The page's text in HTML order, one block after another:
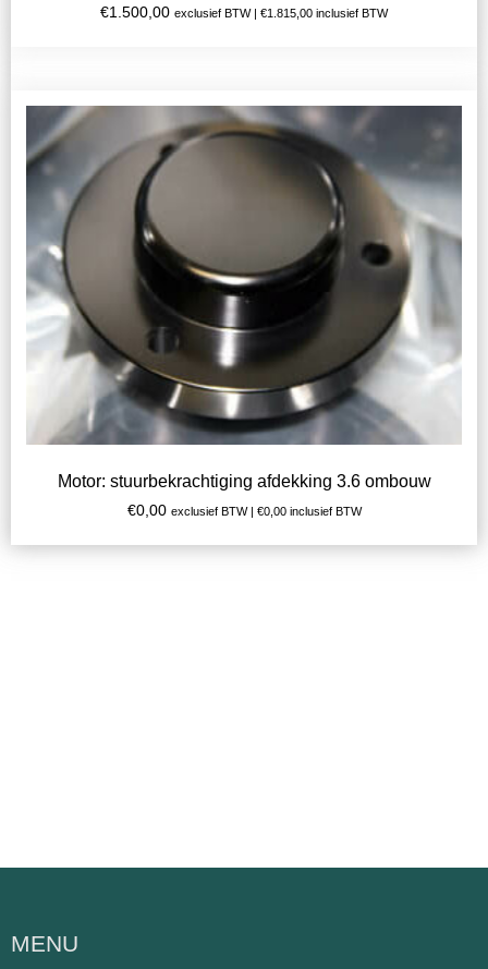
€1.500,00 exclusief BTW | €1.815,00 inclusief BTW
Motor: stuurbekrachtiging afdekking 3.6 ombouw
€0,00 exclusief BTW | €0,00inclusief BTW
MENU